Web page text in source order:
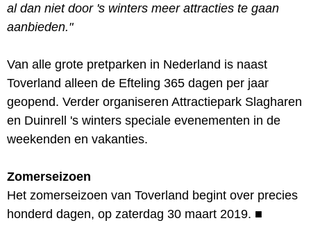
al dan niet door 's winters meer attracties te gaan
aanbieden."
Van alle grote pretparken in Nederland is naast
Toverland alleen de Efteling 365 dagen per jaar
geopend. Verder organiseren Attractiepark Slagharen
en Duinrell 's winters speciale evenementen in de
weekenden en vakanties.
Zomerseizoen
Het zomerseizoen van Toverland begint over precies
honderd dagen, op zaterdag 30 maart 2019. ■